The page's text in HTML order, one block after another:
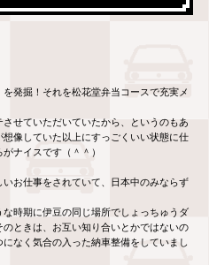
発掘！それを松花堂弁当コースで充実メ
せていただいていたから、というのもあ
像していた以上にすっごくいい状態に仕
ナイスです（＾＾）
お仕事をされていて、日本中のみならず
時期に伊豆の同じ場所でしょっちゅうダ
ときは、お互い知り合いとかではないの
なく気合の入った納車整備をしていまし